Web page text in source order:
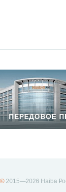
ПЕРЕДОВОЕ
© 2015—2026 Haiba